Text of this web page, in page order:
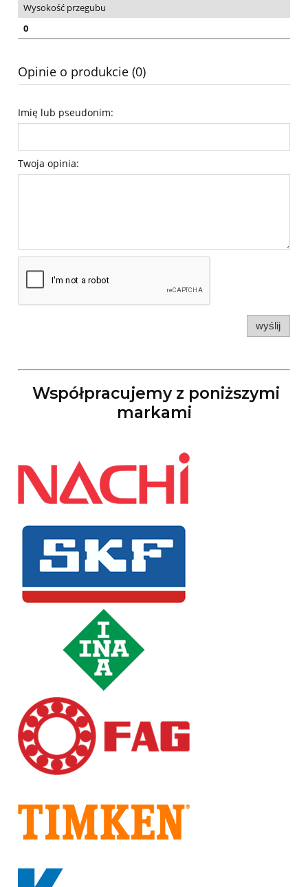
Wysokość przegubu
0
Opinie o produkcie (0)
Imię lub pseudonim:
Twoja opinia:
wyślij
Współpracujemy z poniższymi
markami